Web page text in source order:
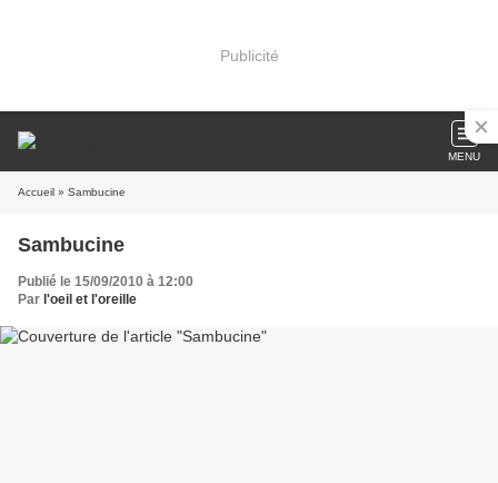
Publicité
MENU
Accueil » Sambucine
Sambucine
Publié le 15/09/2010 à 12:00
Par l'oeil et l'oreille